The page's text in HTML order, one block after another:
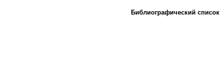
Библиографический список